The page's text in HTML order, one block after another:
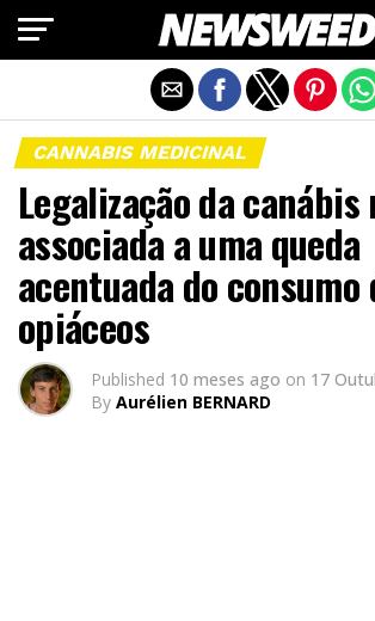
CANNABIS MEDICINAL
Legalização da
associada a uma queda
acentuada do consumo
opiáceos
Published 10 meses ago on 17
By Aurélien BERNARD
Exit mobile version